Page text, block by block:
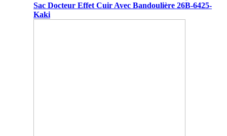
Sac Docteur Effet Cuir Avec Bandoulière 26B-6425-
Kaki